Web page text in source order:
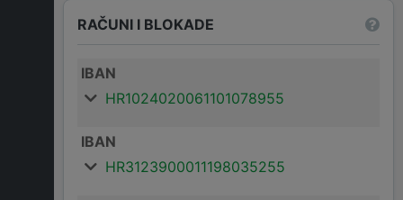
RAČUNI I BLOKADE
IBAN
HR1024020061101078955
IBAN
HR3123900011198035255